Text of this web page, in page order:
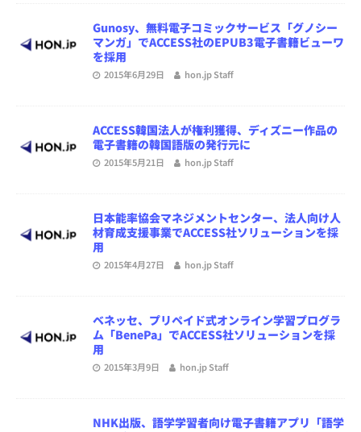
Gunosy、無料電子コミックサービス「グノシー
マンガ」でACCESS社のEPUB3電子書籍ビューワ
を採用
2015年6月29日 hon.jp Staff
ACCESS韓国法人が権利獲得、ディズニー作品の
電子書籍の韓国語版の発行元に
2015年5月21日 hon.jp Staff
日本能率協会マネジメントセンター、法人向け人
材育成支援事業でACCESS社ソリューションを採
用
2015年4月27日 hon.jp Staff
ベネッセ、プリペイド式オンライン学習プログラ
ム「BenePa」でACCESS社ソリューションを採
用
2015年3月9日 hon.jp Staff
NHK出版、語学学習者向け電子書籍アプリ「語学